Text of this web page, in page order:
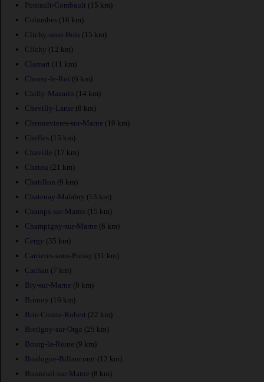
Pontault-Combault (15 km)
Colombes (16 km)
Clichy-sous-Bois (15 km)
Clichy (12 km)
Clamart (11 km)
Choisy-le-Roi (6 km)
Chilly-Mazarin (14 km)
Chevilly-Larue (8 km)
Chennevieres-sur-Marne (10 km)
Chelles (15 km)
Chaville (17 km)
Chatou (21 km)
Chatillon (9 km)
Chatenay-Malabry (13 km)
Champs-sur-Marne (15 km)
Champigny-sur-Marne (6 km)
Cergy (35 km)
Carrieres-sous-Poissy (31 km)
Cachan (7 km)
Bry-sur-Marne (9 km)
Brunoy (16 km)
Brie-Comte-Robert (22 km)
Bretigny-sur-Orge (25 km)
Bourg-la-Reine (9 km)
Boulogne-Billancourt (12 km)
Bonneuil-sur-Marne (8 km)